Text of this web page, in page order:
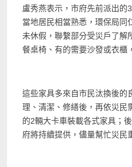
盧秀燕表示，市府先前派出的
當地居民相當熟悉，環保局同
未休假，聯繫部分受災戶了解
餐桌椅、有的需要沙發或衣櫃
這些家具多來自市民汰換後的
理、清潔、修繕後，再依災民
的2輛大卡車裝載各式家具；
府將持續提供，儘量幫忙災民